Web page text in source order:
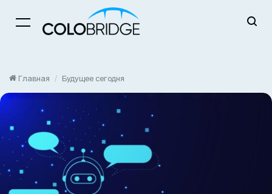
Menu
Главная / Будущее сегодня